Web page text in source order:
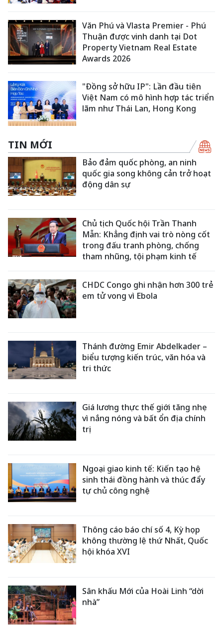
Văn Phú và Vlasta Premier - Phú
Thuận được vinh danh tại Dot
Property Vietnam Real Estate
Awards 2026
"Đồng sở hữu IP": Lần đầu tiên
Việt Nam có mô hình hợp tác triển
lãm như Thái Lan, Hong Kong
TIN MỚI
Bảo đảm quốc phòng, an ninh
quốc gia song không cản trở hoạt
động dân sự
Chủ tịch Quốc hội Trần Thanh
Mẫn: Khẳng định vai trò nòng cốt
trong đấu tranh phòng, chống
tham nhũng, tội phạm kinh tế
CHDC Congo ghi nhận hơn 300 trẻ
em tử vong vì Ebola
Thánh đường Emir Abdelkader –
biểu tượng kiến trúc, văn hóa và
tri thức
Giá lương thực thế giới tăng nhẹ
vì nắng nóng và bất ổn địa chính
trị
Ngoại giao kinh tế: Kiến tạo hệ
sinh thái đồng hành và thúc đẩy
tự chủ công nghệ
Thông cáo báo chí số 4, Kỳ họp
không thường lệ thứ Nhất, Quốc
hội khóa XVI
Sân khấu Mới của Hoài Linh “dời
nhà”